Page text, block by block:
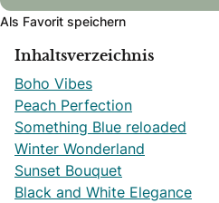
Als Favorit speichern
Inhaltsverzeichnis
Boho Vibes
Peach Perfection
Something Blue reloaded
Winter Wonderland
Sunset Bouquet
Black and White Elegance